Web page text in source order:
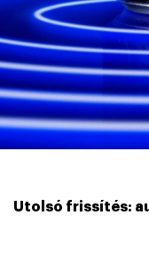
Utolsó frissítés: